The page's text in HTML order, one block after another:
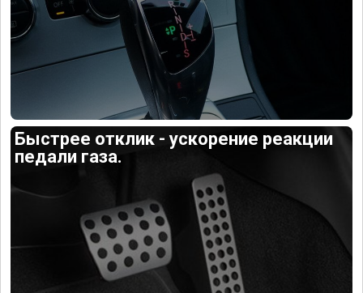
Быстрее отклик - ускорение реакции
педали газа.